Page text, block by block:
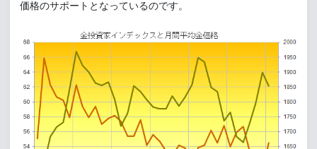
価格のサポートとなっているのです。